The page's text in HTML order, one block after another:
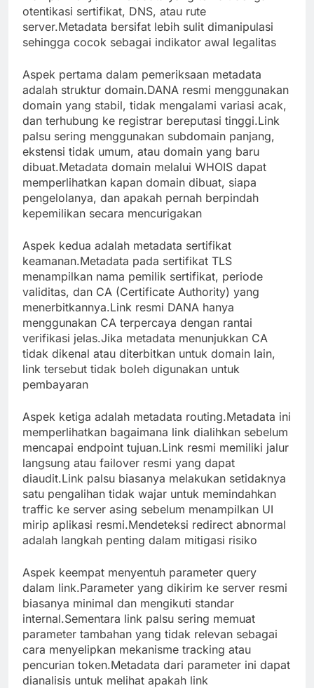
otentikasi sertifikat, DNS, atau rute
server.Metadata bersifat lebih sulit dimanipulasi
sehingga cocok sebagai indikator awal legalitas
Aspek pertama dalam pemeriksaan metadata
adalah struktur domain.DANA resmi menggunakan
domain yang stabil, tidak mengalami variasi acak,
dan terhubung ke registrar bereputasi tinggi.Link
palsu sering menggunakan subdomain panjang,
ekstensi tidak umum, atau domain yang baru
dibuat.Metadata domain melalui WHOIS dapat
memperlihatkan kapan domain dibuat, siapa
pengelolanya, dan apakah pernah berpindah
kepemilikan secara mencurigakan
Aspek kedua adalah metadata sertifikat
keamanan.Metadata pada sertifikat TLS
menampilkan nama pemilik sertifikat, periode
validitas, dan CA (Certificate Authority) yang
menerbitkannya.Link resmi DANA hanya
menggunakan CA terpercaya dengan rantai
verifikasi jelas.Jika metadata menunjukkan CA
tidak dikenal atau diterbitkan untuk domain lain,
link tersebut tidak boleh digunakan untuk
pembayaran
Aspek ketiga adalah metadata routing.Metadata ini
memperlihatkan bagaimana link dialihkan sebelum
mencapai endpoint tujuan.Link resmi memiliki jalur
langsung atau failover resmi yang dapat
diaudit.Link palsu biasanya melakukan setidaknya
satu pengalihan tidak wajar untuk memindahkan
traffic ke server asing sebelum menampilkan UI
mirip aplikasi resmi.Mendeteksi redirect abnormal
adalah langkah penting dalam mitigasi risiko
Aspek keempat menyentuh parameter query
dalam link.Parameter yang dikirim ke server resmi
biasanya minimal dan mengikuti standar
internal.Sementara link palsu sering memuat
parameter tambahan yang tidak relevan sebagai
cara menyelipkan mekanisme tracking atau
pencurian token.Metadata dari parameter ini dapat
dianalisis untuk melihat apakah link